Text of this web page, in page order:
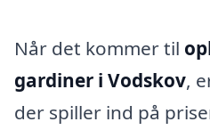
Når det kommer til
gardiner i Vodskov,
der spiller ind på